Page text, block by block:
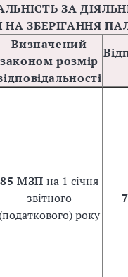
ЗА
НА ЗБЕРІГАННЯ
Визначений
законом розмір
85 МЗП на 1 січня
звітного
(податкового) року